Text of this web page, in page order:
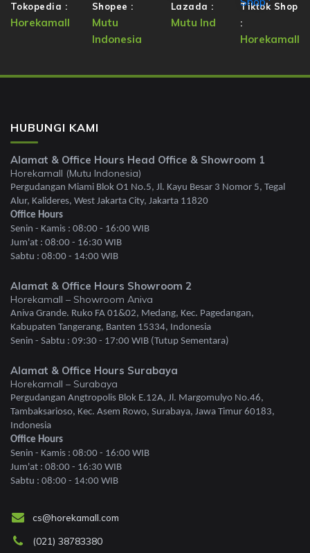
Tokopedia :
Horekamall
Shopee :
Mutu
Indonesia
Lazada :
Mutu Ind
Tiktok Shop
:
Horekamall
HUBUNGI KAMI
Alamat & Office Hours Head Office & Showroom 1
Horekamall (Mutu Indonesia)
Pergudangan Miami Blok O1 No.5, Jl. Kayu Besar 3 Nomor 5, Tegal
Alur, Kalideres, West Jakarta City, Jakarta 11820
Office Hours
Senin - Kamis : 08:00 - 16:00 WIB
Jum'at : 08:00 - 16:30 WIB
Sabtu : 08:00 - 14:00 WIB
Alamat & Office Hours Showroom 2
Horekamall – Showroom Aniva
Aniva Grande. Ruko FA 01&02, Medang, Kec. Pagedangan,
Kabupaten Tangerang, Banten 15334, Indonesia
Senin - Sabtu : 09:30 - 17:00 WIB (Tutup Sementara)
Alamat & Office Hours Surabaya
Horekamall – Surabaya
Pergudangan Angtropolis Blok E.12A, Jl. Margomulyo No.46,
Tambaksarioso, Kec. Asem Rowo, Surabaya, Jawa Timur 60183,
Indonesia
Office Hours
Senin - Kamis : 08:00 - 16:00 WIB
Jum'at : 08:00 - 16:30 WIB
Sabtu : 08:00 - 14:00 WIB
cs@horekamall.com
(021) 38783380